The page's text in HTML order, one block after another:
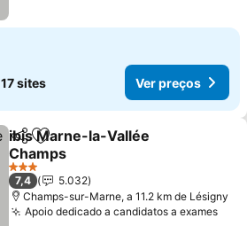
17 sites Ver preços
PartilharAdicionar aos favoritos
ibis Marne-la-Vallée
Champs
Ver preços
3 Estrelas
7,4
5.032
Champs-sur-Marne, a 11.2 km de Lésigny
Apoio dedicado a candidatos a examesVer